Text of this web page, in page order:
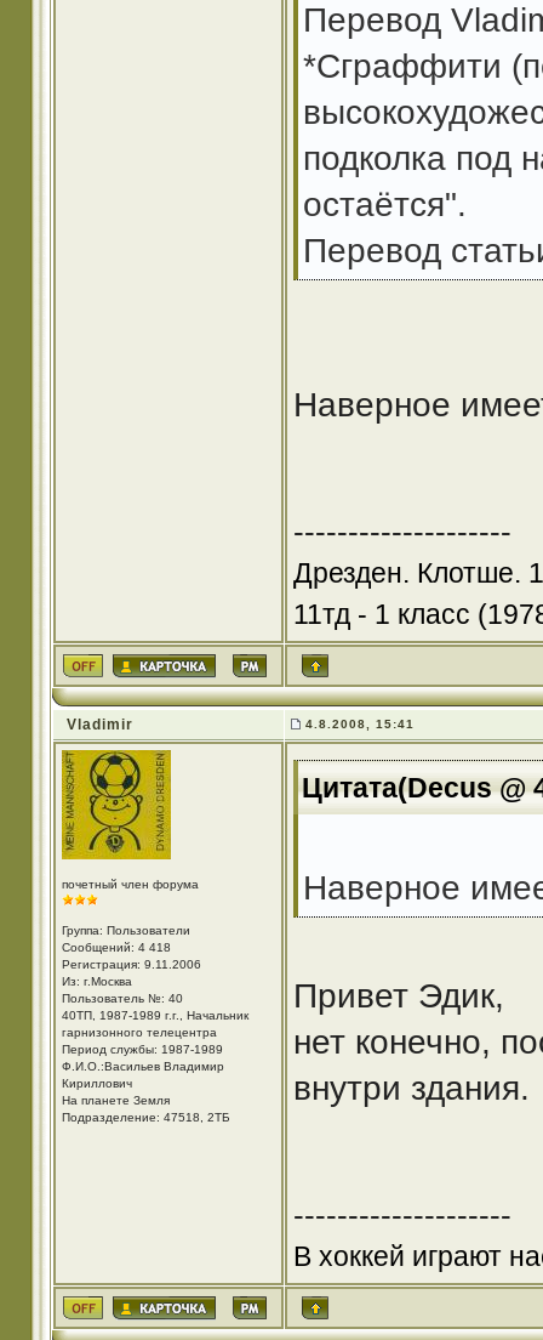
Перевод
*Сграффити
подколка под
остаётся".
Перевод
Наверное
--------------------
Дрезден. Клотше.
11тд - 1 класс
Vladimir 4.8.2008, 15:41
почетный член форума
Группа: Пользователи
Сообщений: 4 418
Регистрация: 9.11.2006
Из: г.Москва
Пользователь №: 40
40ТП, 1987-1989 г.г., Начальник
гарнизонного телецентра
Период службы: 1987-1989
Ф.И.О.:Васильев Владимир
Кириллович
На планете Земля
Подразделение: 47518, 2ТБ
Цитата(Decus @
Наверное
Привет Эдик,
нет конечно,
внутри здания.
--------------------
В хоккей играют